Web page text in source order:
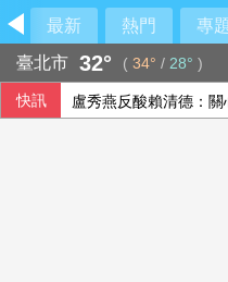
最新 熱門 專題
臺北市 32° ( 34° / 28° )
快訊 盧秀燕反酸賴清德：